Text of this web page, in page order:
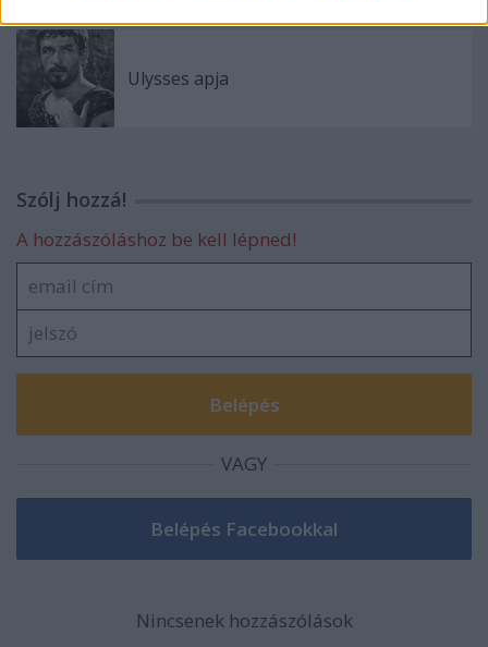
Ulysses apja
Szólj hozzá!
A hozzászóláshoz be kell lépned!
VAGY
Nincsenek hozzászólások